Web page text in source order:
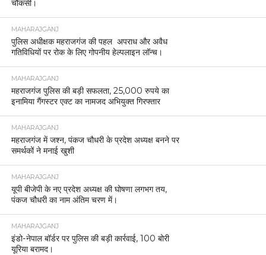
चौकसी।
MAHARAJGANJ
पुलिस अधीक्षक महराजगंज की पहल अपराध और अवैध
गतिविधियों पर रोक के लिए गोपनीय हेल्पलाइन लॉन्च।
MAHARAJGANJ
महराजगंज पुलिस की बड़ी सफलता, 25,000 रुपये का
इनामिया गैंगस्टर एक्ट का नामजद अभियुक्त गिरफ्तार
MAHARAJGANJ
महराजगंज में जश्न, पंकज चौधरी के प्रदेश अध्यक्ष बनने पर
समर्थकों ने मनाई खुशी
MAHARAJGANJ
यूपी बीजेपी के नए प्रदेश अध्यक्ष की घोषणा लगभग तय,
पंकज चौधरी का नाम अंतिम चरण में।
MAHARAJGANJ
इंडो-नेपाल बॉर्डर पर पुलिस की बड़ी कार्रवाई, 100 बोरी
यूरिया बरामद।